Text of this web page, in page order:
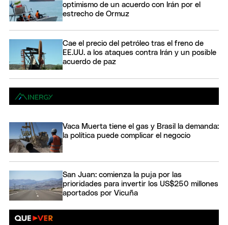
optimismo de un acuerdo con Irán por el
estrecho de Ormuz
Cae el precio del petróleo tras el freno de
EE.UU. a los ataques contra Irán y un posible
acuerdo de paz
Vaca Muerta tiene el gas y Brasil la demanda:
la política puede complicar el negocio
San Juan: comienza la puja por las
prioridades para invertir los US$250 millones
aportados por Vicuña